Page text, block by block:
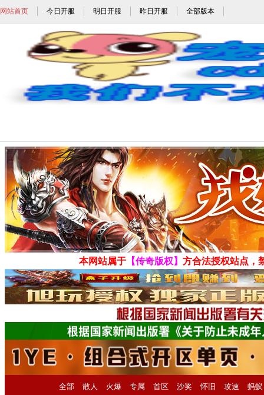
网站首页 今日开服 明日开服 昨日开服 全部版本